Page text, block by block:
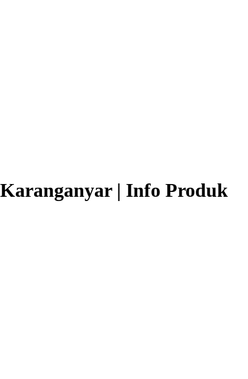
Karanganyar | Info Produk